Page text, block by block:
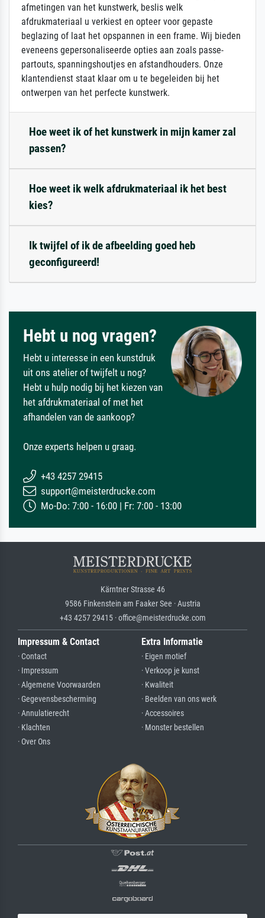
afmetingen van het kunstwerk, beslis welk
afdrukmateriaal u verkiest en opteer voor gepaste
beglazing of laat het opspannen in een frame. Wij bieden
eveneens gepersonaliseerde opties aan zoals passe-
partouts, spanningshoutjes en afstandhouders. Onze
klantendienst staat klaar om u te begeleiden bij het
ontwerpen van het perfecte kunstwerk.
Hoe weet ik of het kunstwerk in mijn kamer zal
passen?
Hoe weet ik welk afdrukmateriaal ik het best
kies?
Ik twijfel of ik de afbeelding goed heb
geconfigureerd!
Hebt u nog vragen?
Hebt u interesse in een kunstdruk
uit ons atelier of twijfelt u nog?
Hebt u hulp nodig bij het kiezen van
het afdrukmateriaal of met het
afhandelen van de aankoop?
Onze experts helpen u graag.
+43 4257 29415
support@meisterdrucke.com
Mo-Do: 7:00 - 16:00 | Fr: 7:00 - 13:00
Kärntner Strasse 46
9586 Finkenstein am Faaker See · Austria
+43 4257 29415 · office@meisterdrucke.com
Impressum & Contact
· Contact
· Impressum
· Algemene Voorwaarden
· Gegevensbescherming
· Annulatierecht
· Klachten
· Over Ons
Extra Informatie
· Eigen motief
· Verkoop je kunst
· Kwaliteit
· Beelden van ons werk
· Accessoires
· Monster bestellen